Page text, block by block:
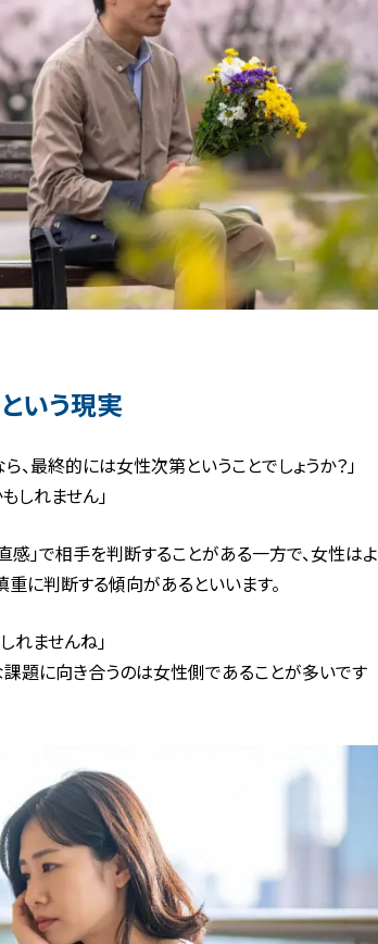
いう現実
、最終的には女性次第ということでしょうか？」
しれません」
感」で相手を判断することがある一方で、女性はよ
に判断する傾向があるといいます。
れませんね」
課題に向き合うのは女性側であることが多いです